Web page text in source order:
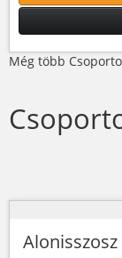
Még több